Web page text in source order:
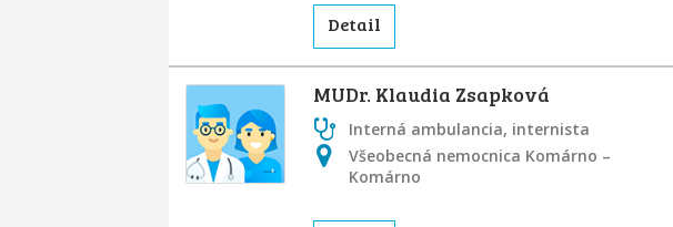
Detail
MUDr. Klaudia Zsapková
Interná ambulancia, internista
Všeobecná nemocnica Komárno –
Komárno